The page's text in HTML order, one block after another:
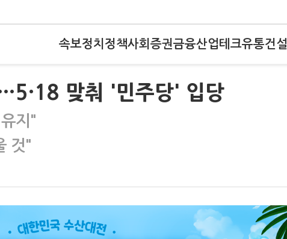
속보정치 정책사회 증권금융산업테크유통건설
맞춰 '민주당' 입당
지"
것"